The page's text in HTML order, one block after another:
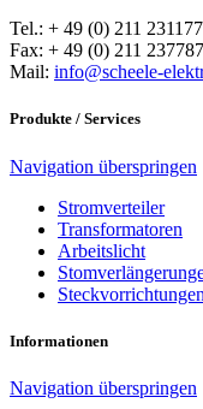
Tel.: + 49 (0) 211 231177
Fax: + 49 (0) 211 237787
Mail: info@scheele-
Produkte / Services
Navigation überspringen
Stromverteiler
Transformatoren
Arbeitslicht
Steckvorrichtungen
Informationen
Navigation überspringen